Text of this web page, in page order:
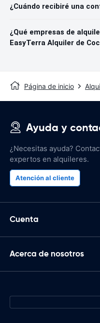
¿Cuándo recibiré una
¿Qué empresas de
EasyTerra Alquiler de
Página de inicio
Ayuda y
¿Necesitas ayuda?
expertos en alquileres.
Atención al cliente
Cuenta
Acerca de nosotros